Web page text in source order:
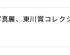
展、東川賞コレク